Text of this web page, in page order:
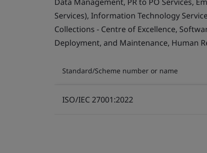
Services), Information Technology
Collections - Centre of Excellence,
Deployment, and Maintenance, Human
Standard/Scheme number or name
ISO/IEC 27001:2022